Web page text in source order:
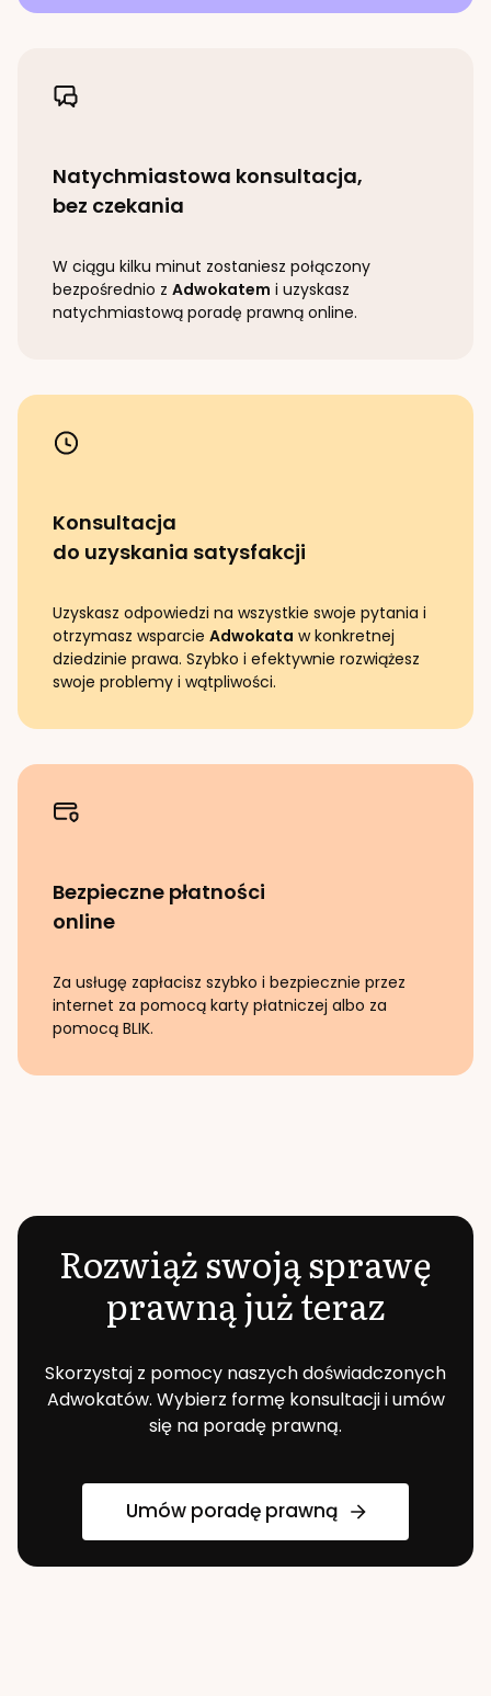
Natychmiastowa konsultacja,
bez czekania
W ciągu kilku minut zostaniesz połączony
bezpośrednio z Adwokatem i uzyskasz
natychmiastową poradę prawną online.
Konsultacja
do uzyskania satysfakcji
Uzyskasz odpowiedzi na wszystkie swoje pytania i
otrzymasz wsparcie Adwokata w konkretnej
dziedzinie prawa. Szybko i efektywnie rozwiążesz
swoje problemy i wątpliwości.
Bezpieczne płatności
online
Za usługę zapłacisz szybko i bezpiecznie przez
internet za pomocą karty płatniczej albo za
pomocą BLIK.
Rozwiąż swoją sprawę
prawną już teraz
Skorzystaj z pomocy naszych doświadczonych
Adwokatów. Wybierz formę konsultacji i umów
się na poradę prawną.
Umów poradę prawną